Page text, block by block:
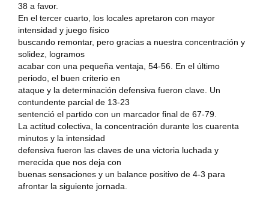
38 a favor.
En el tercer cuarto, los locales apretaron con mayor
intensidad y juego físico
buscando remontar, pero gracias a nuestra concentración y
solidez, logramos
acabar con una pequeña ventaja, 54-56. En el último
periodo, el buen criterio en
ataque y la determinación defensiva fueron clave. Un
contundente parcial de 13-23
sentenció el partido con un marcador final de 67-79.
La actitud colectiva, la concentración durante los cuarenta
minutos y la intensidad
defensiva fueron las claves de una victoria luchada y
merecida que nos deja con
buenas sensaciones y un balance positivo de 4-3 para
afrontar la siguiente jornada.